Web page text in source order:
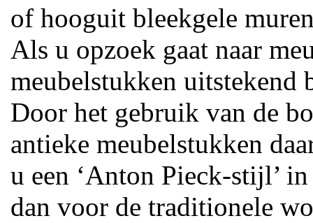
of hooguit bleekgele
Als u opzoek gaat naar
meubelstukken
Door het gebruik van de
antieke meubelstukken
u een ‘Anton Pieck-stijl’
dan voor de traditionele